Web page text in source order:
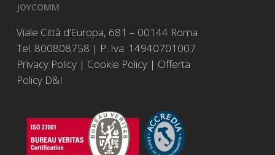
JOYCOMM
Viale Città d’Europa, 681 – 00144 Roma
Tel. 800808758 | P. Iva: 14940701007
Privacy Policy| Cookie Policy| Offerta
Policy D&I